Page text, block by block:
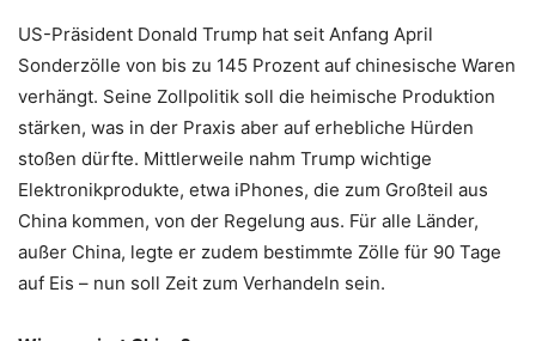
US-Präsident Donald Trump hat seit Anfang April
Sonderzölle von bis zu 145 Prozent auf chinesische Waren
verhängt. Seine Zollpolitik soll die heimische Produktion
stärken, was in der Praxis aber auf erhebliche Hürden
stoßen dürfte. Mittlerweile nahm Trump wichtige
Elektronikprodukte, etwa iPhones, die zum Großteil aus
China kommen, von der Regelung aus. Für alle Länder,
außer China, legte er zudem bestimmte Zölle für 90 Tage
auf Eis – nun soll Zeit zum Verhandeln sein.